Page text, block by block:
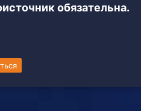
обязательна.